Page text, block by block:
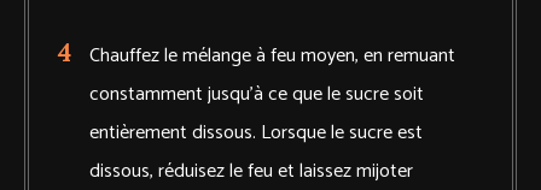
Chauffez le mélange à feu moyen, en remuant
constamment jusqu'à ce que le sucre soit
entièrement dissous. Lorsque le sucre est
dissous, réduisez le feu et laissez mijoter